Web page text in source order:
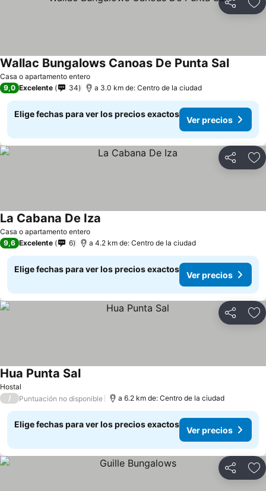
Compartir
Casa o apartamento entero
Wallac Bungalows Canoas De Punta Sal
9,0 Excelente 34 a 3.0 km de: Centro de la ciudad
Elige fechas para ver los precios exactos
Ver precios
Compartir
Casa o apartamento entero
La Cabana De Iza
9,6 Excelente 6 a 4.2 km de: Centro de la ciudad
Elige fechas para ver los precios exactos
Ver precios
Compartir
Hostal
Hua Punta Sal
/ Puntuación no disponible a 6.2 km de: Centro de la ciudad
Elige fechas para ver los precios exactos
Ver precios
Compartir